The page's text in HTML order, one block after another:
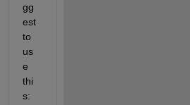
gg
est
to
us
e
thi
s: